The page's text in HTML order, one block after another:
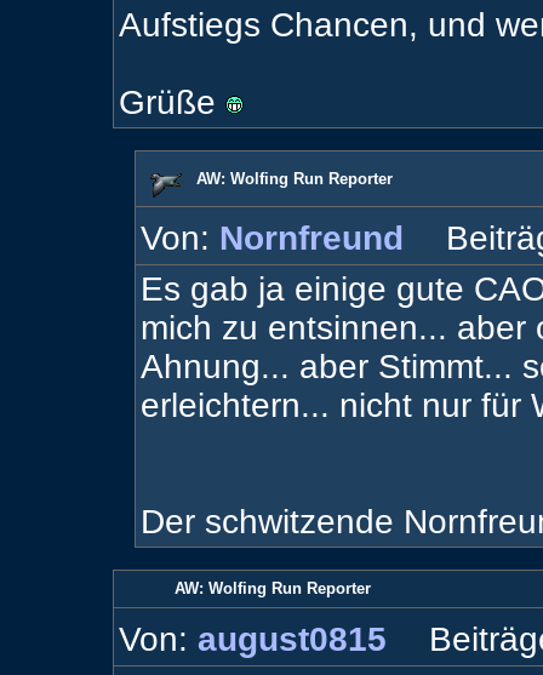
Aufstiegs Chancen, und
Grüße
AW: Wolfing Run Reporter
Von: Nornfreund
Es gab ja einige gute
mich zu entsinnen... aber
Ahnung... aber Stimmt...
erleichtern... nicht nur für
Der schwitzende
AW: Wolfing Run Reporter
Von: august0815